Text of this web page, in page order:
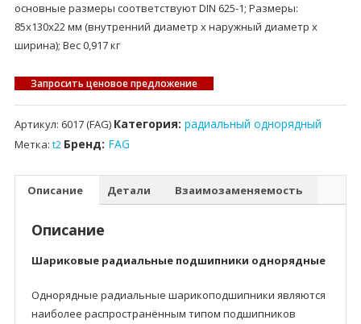
основные размеры соответствуют DIN 625-1; Размеры:
85x130x22 мм (внутренний диаметр x наружный диаметр x
ширина); Вес 0,917 кг
Запросить ценовое предложение
Артикул: 6017 (FAG) Категория: радиальный однорядный
Метка: t2 Бренд: FAG
Описание Детали Взаимозаменяемость
Описание
Шариковые радиальные подшипники однорядные
Однорядные радиальные шарикоподшипники являются
наиболее распространённым типом подшипников